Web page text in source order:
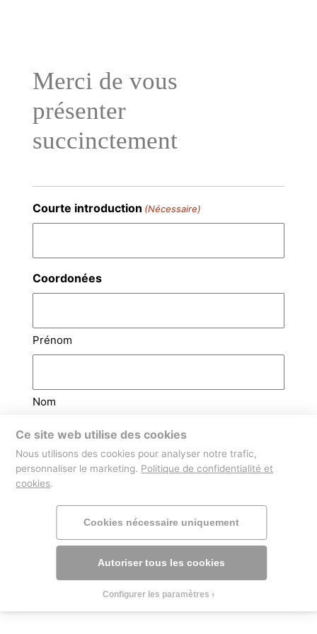
Merci de vous
présenter
succinctement
Courte introduction (Nécessaire)
Coordonées
Prénom
Nom
Email (Nécessaire)
Téléphone
Ce site web utilise des cookies
Nous utilisons des cookies pour analyser notre trafic,
personnaliser le marketing. Politique de confidentialité et
cookies.
Cookies nécessaire uniquement
Autoriser tous les cookies
Configurer les paramètres